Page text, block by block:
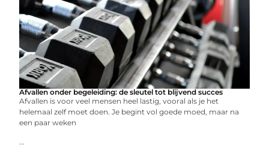
Afvallen onder begeleiding: de sleutel tot blijvend succes
Afvallen is voor veel mensen heel lastig, vooral als je het
helemaal zelf moet doen. Je begint vol goede moed, maar na
een paar weken
...